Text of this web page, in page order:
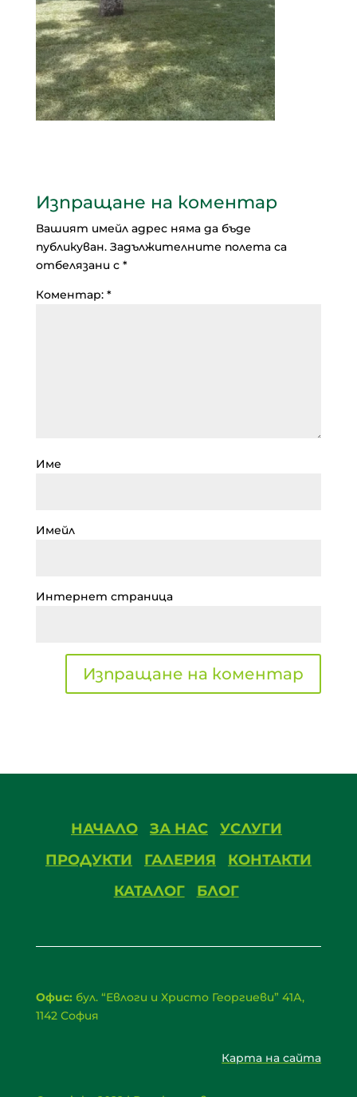
Изпращане на коментар
Вашият имейл адрес няма да бъде
публикуван. Задължителните полета са
отбелязани с *
Коментар: *
Име
Имейл
Интернет страница
НАЧАЛО ЗА НАС
УСЛУГИ
ПРОДУКТИ
ГАЛЕРИЯ
КОНТАКТИ
КАТАЛОГ
БЛОГ
Офис: бул. “Евлоги и Христо Георгиеви” 41А,
1142 София
Карта на сайта